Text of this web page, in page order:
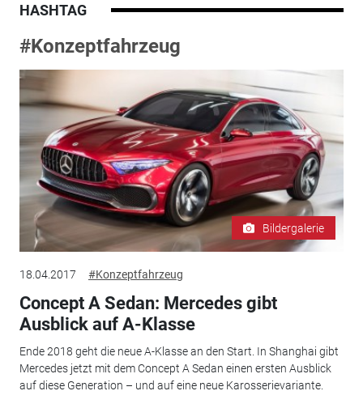
HASHTAG
#Konzeptfahrzeug
Bildergalerie
18.04.2017 #Konzeptfahrzeug
Concept A Sedan: Mercedes gibt
Ausblick auf A-Klasse
Ende 2018 geht die neue A-Klasse an den Start. In Shanghai gibt
Mercedes jetzt mit dem Concept A Sedan einen ersten Ausblick
auf diese Generation – und auf eine neue Karosserievariante.